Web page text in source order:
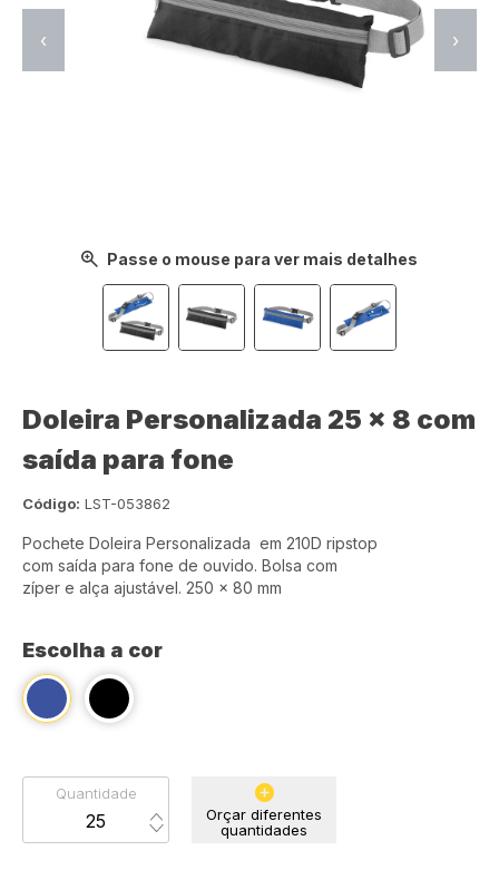
Passe o mouse para ver mais detalhes
‹ ›
Doleira Personalizada 25 x 8 com
saída para fone
Código: LST-053862
Pochete Doleira Personalizada em 210D ripstop
com saída para fone de ouvido. Bolsa com
zíper e alça ajustável. 250 x 80 mm
Escolha a cor
Quantidade
Orçar diferentes
quantidades